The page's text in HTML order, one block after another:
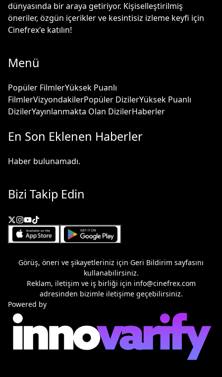
dünyasında bir araya getiriyor. Kişiselleştirilmiş
öneriler, özgün içerikler ve kesintisiz izleme keyfi için
Cinefrex'e katılın!
Menü
Popüler FilmlerYüksek Puanlı
FilmlerVizyondakilerPopüler DizilerYüksek Puanlı
DizilerYayınlanmakta Olan DizilerHaberler
En Son Eklenen Haberler
Haber bulunamadı.
Bizi Takip Edin
Görüş, öneri ve şikayetleriniz için Geri Bildirim sayfasını
kullanabilirsiniz.
Reklam, iletişim ve iş birliği için info@cinefrex.com
adresinden bizimle iletişime geçebilirsiniz.
Powered by